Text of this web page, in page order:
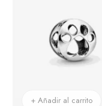
+ Añadir al carrito